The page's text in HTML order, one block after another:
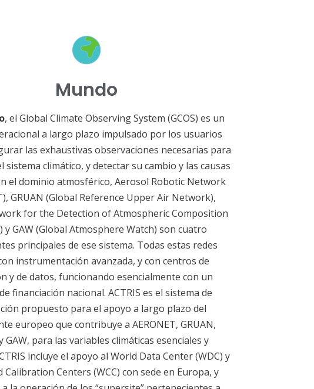
Mundo
, el Global Climate Observing System (GCOS) es un
a largo plazo impulsado por los usuarios
las exhaustivas observaciones necesarias para
sistema climático, y detectar su cambio y las causas
el dominio atmosférico, Aerosol Robotic Network
GRUAN (Global Reference Upper Air Network),
for the Detection of Atmospheric Composition
y GAW (Global Atmosphere Watch) son cuatro
principales de ese sistema. Todas estas redes
instrumentación avanzada, y con centros de
y de datos, funcionando esencialmente con un
financiación nacional. ACTRIS es el sistema de
propuesto para el apoyo a largo plazo del
europeo que contribuye a AERONET, GRUAN,
GAW, para las variables climáticas esenciales y
incluye el apoyo al World Data Center (WDC) y
Calibration Centers (WCC) con sede en Europa, y